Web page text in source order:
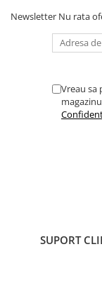
materialului la
mai lung (20-
Fii invizibil
adaugă în
monturi de
Newsletter Nu rata
Vreau sa
SUPORT